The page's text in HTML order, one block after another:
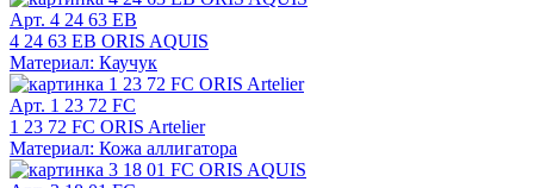
Арт. 4 24 63 EB
4 24 63 EB ORIS AQUIS
Материал: Каучук
Арт. 1 23 72 FC
1 23 72 FC ORIS Artelier
Материал: Кожа аллигатора